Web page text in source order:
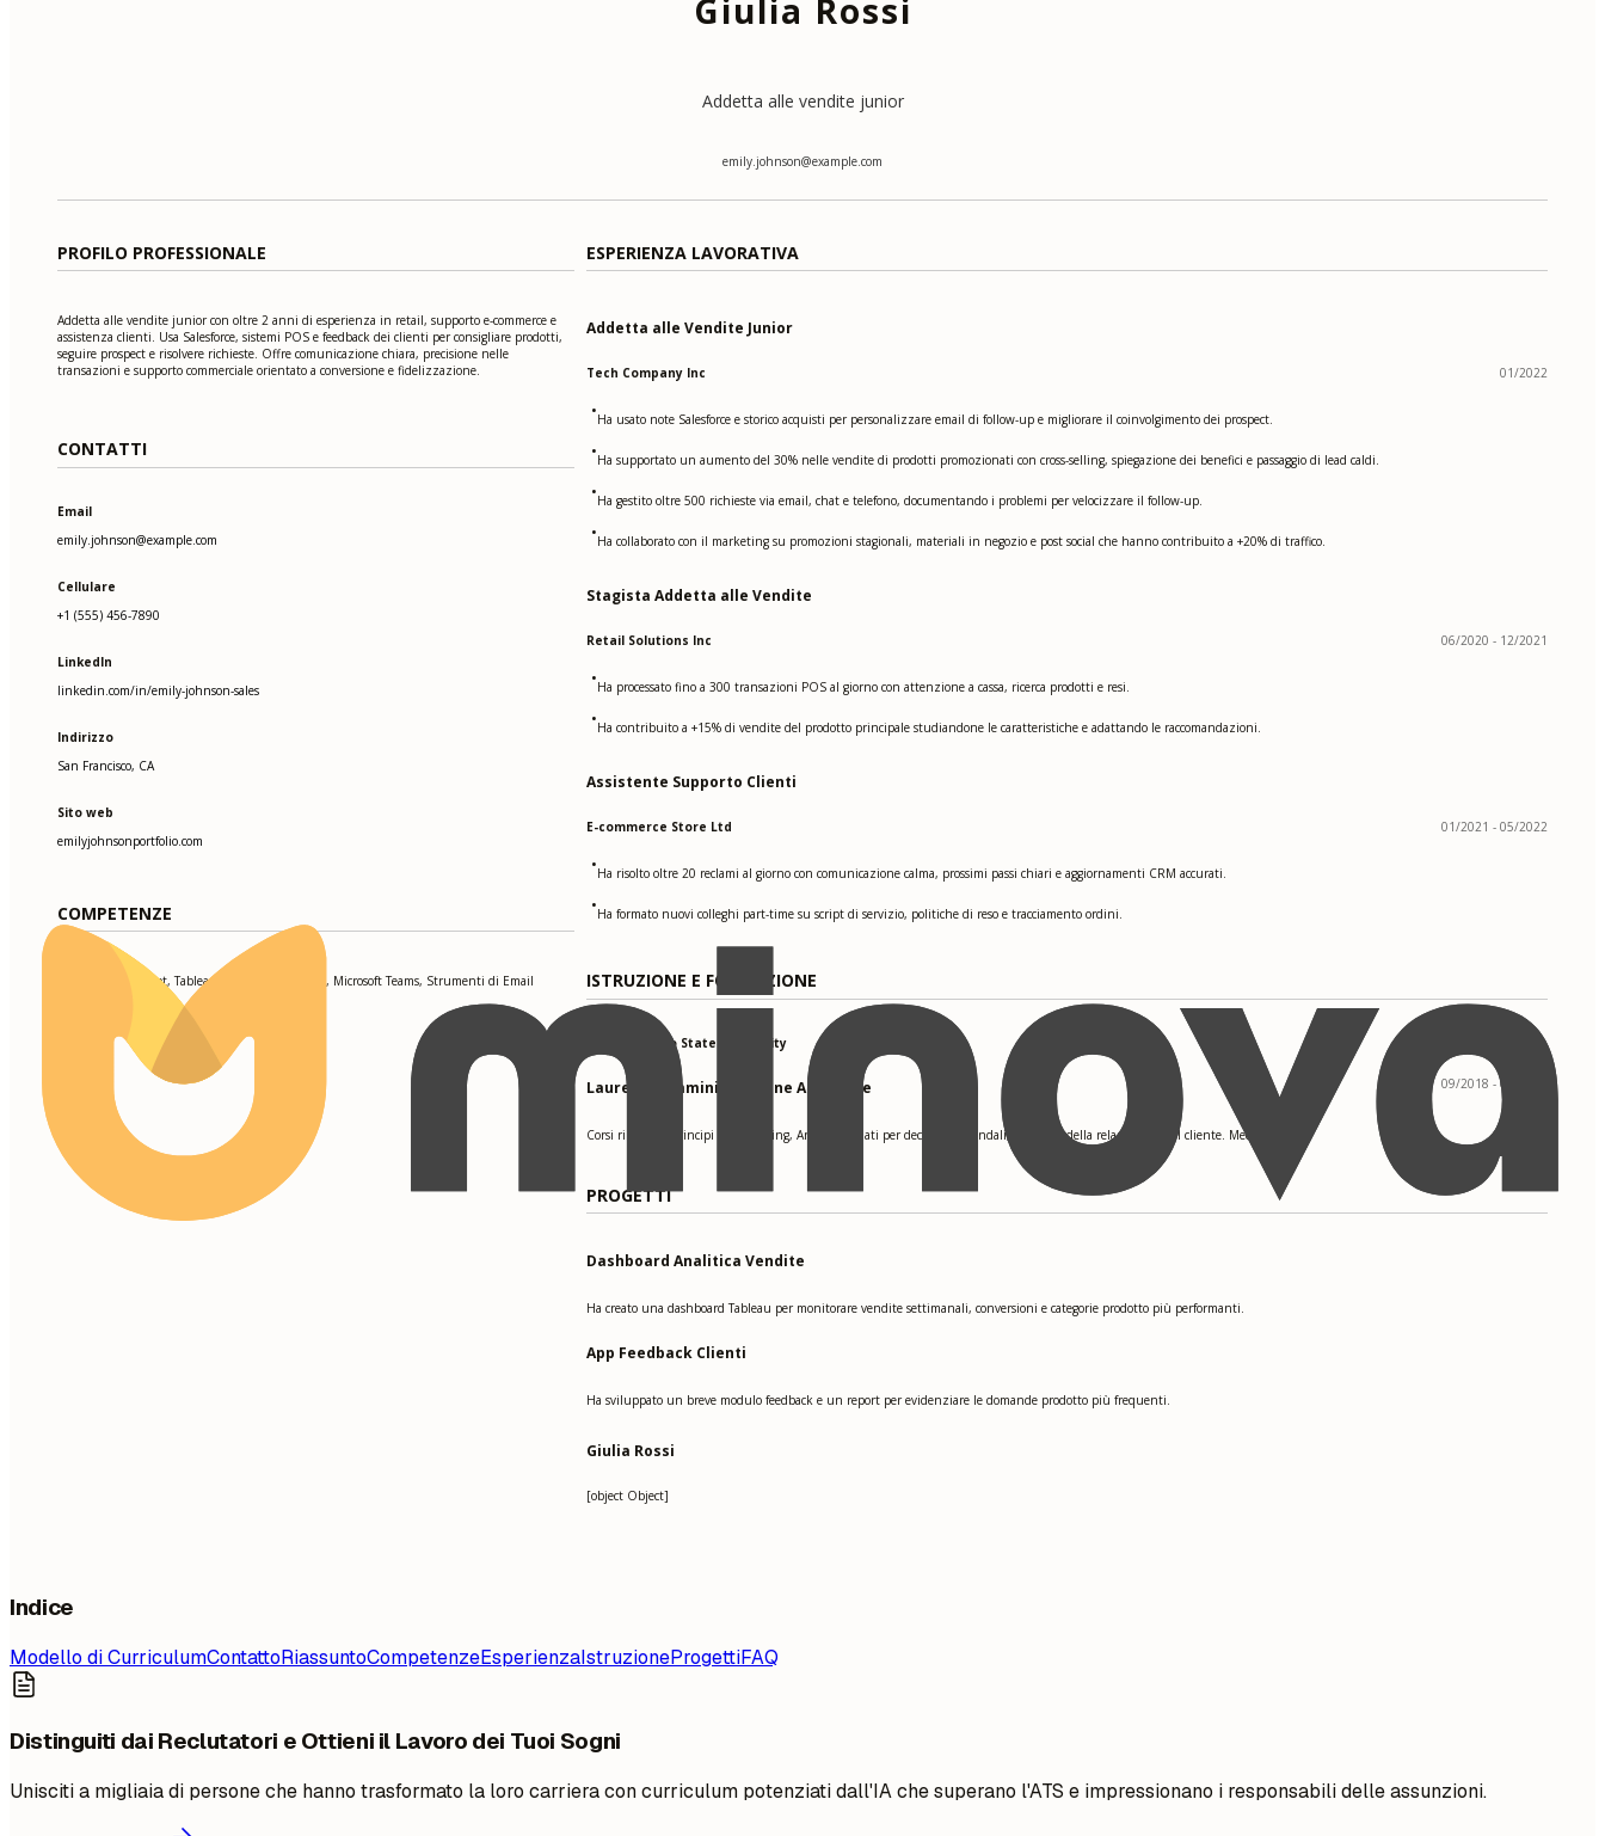
Giulia Rossi
Addetta alle vendite junior
emily.johnson@example.com
PROFILO PROFESSIONALE
Addetta alle vendite junior con oltre 2 anni di esperienza in retail, supporto e-commerce e
assistenza clienti. Usa Salesforce, sistemi POS e feedback dei clienti per consigliare prodotti,
seguire prospect e risolvere richieste. Offre comunicazione chiara, precisione nelle
transazioni e supporto commerciale orientato a conversione e fidelizzazione.
CONTATTI
Email
emily.johnson@example.com
Cellulare
+1 (555) 456-7890
LinkedIn
linkedin.com/in/emily-johnson-sales
Indirizzo
San Francisco, CA
Sito web
emilyjohnsonportfolio.com
COMPETENZE
Salesforce, HubSpot, Tableau, Excel, Zoom, Slack, Microsoft Teams, Strumenti di Email
ESPERIENZA LAVORATIVA
Addetta alle Vendite Junior
Tech Company Inc 01/2022
•Ha usato note Salesforce e storico acquisti per personalizzare email di follow-up e migliorare il coinvolgimento dei prospect.
•Ha supportato un aumento del 30% nelle vendite di prodotti promozionati con cross-selling, spiegazione dei benefici e passaggio di lead caldi.
•Ha gestito oltre 500 richieste via email, chat e telefono, documentando i problemi per velocizzare il follow-up.
•Ha collaborato con il marketing su promozioni stagionali, materiali in negozio e post social che hanno contribuito a +20% di traffico.
Stagista Addetta alle Vendite
Retail Solutions Inc 06/2020 - 12/2021
•Ha processato fino a 300 transazioni POS al giorno con attenzione a cassa, ricerca prodotti e resi.
•Ha contribuito a +15% di vendite del prodotto principale studiandone le caratteristiche e adattando le raccomandazioni.
Assistente Supporto Clienti
E-commerce Store Ltd 01/2021 - 05/2022
•Ha risolto oltre 20 reclami al giorno con comunicazione calma, prossimi passi chiari e aggiornamenti CRM accurati.
•Ha formato nuovi colleghi part-time su script di servizio, politiche di reso e tracciamento ordini.
ISTRUZIONE E FORMAZIONE
San Francisco State University
Laurea in Amministrazione Aziendale 09/2018 - 05/2023
Corsi rilevanti: Principi di marketing, Analisi dei dati per decisioni aziendali, Gestione della relazione con il cliente. Media: 3.6.
PROGETTI
Dashboard Analitica Vendite
Ha creato una dashboard Tableau per monitorare vendite settimanali, conversioni e categorie prodotto più performanti.
App Feedback Clienti
Ha sviluppato un breve modulo feedback e un report per evidenziare le domande prodotto più frequenti.
Giulia Rossi
[object Object]
Indice
Modello di CurriculumContattoRiassuntoCompetenzeEsperienzaIstruzioneProgettiFAQ
Distinguiti dai Reclutatori e Ottieni il Lavoro dei Tuoi Sogni
Unisciti a migliaia di persone che hanno trasformato la loro carriera con curriculum potenziati dall'IA che superano l'ATS e impressionano i responsabili delle assunzioni.